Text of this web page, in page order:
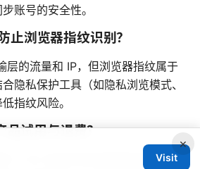
账号的安全性。
止浏览器指纹识别？
层的流量和 IP，但浏览器指纹属于
隐私保护工具（如隐私浏览模式、
指纹风险。
品试用与退费？
7–30 天的无条件退款或试用期。
×
Visit